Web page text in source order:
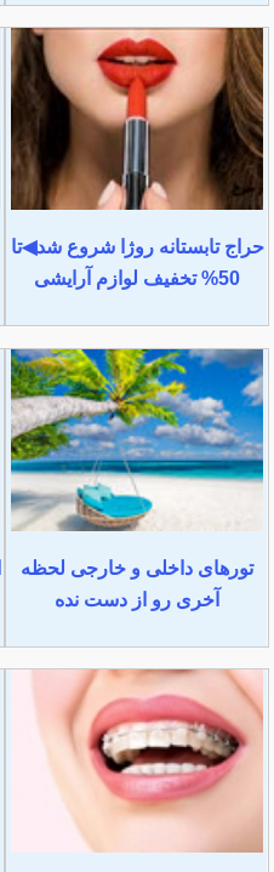
حراج تابستانه روژا شروع شد◀تا
50% تخفیف لوازم آرایشی
تورهای داخلی و خارجی لحظه
آخری رو از دست نده